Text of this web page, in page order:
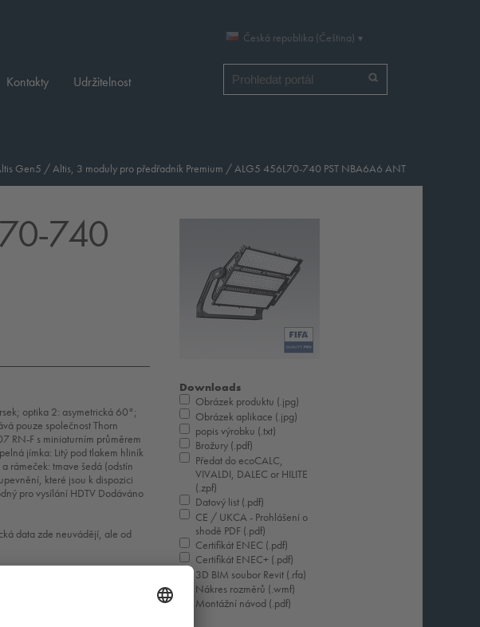
Česká republika (Čeština)
Kontakty Udržitelnost
Gen5 /Altis, 3 moduly pro předřadník Premium /ALG5 456L70-740 PST NBA6A6 ANT
Downloads
Obrázek produktu (.jpg)
Obrázek aplikace (.jpg)
popis výrobku (.txt)
Brožury (.pdf)
Předat do ecoCALC,
VIVALDI, DALEC or HILITE
(.zpf)
Datový list (.pdf)
CE / UKCA - Prohlášení o
shodě PDF (.pdf)
Certifikát ENEC (.pdf)
Certifikát ENEC+ (.pdf)
3D BIM soubor Revit (.rfa)
Nákres rozměrů (.wmf)
Montážní návod (.pdf)
740
optika 2: asymetrická 60°;
pouze společnost Thorn
RN-F s miniaturním průměrem
jímka: Litý pod tlakem hliník
rámeček: tmave šedá (odstín
které jsou k dispozici
pro vysílání HDTV Dodáváno
data zde neuvádějí, ale od